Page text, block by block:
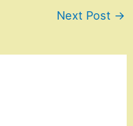
Next Post →